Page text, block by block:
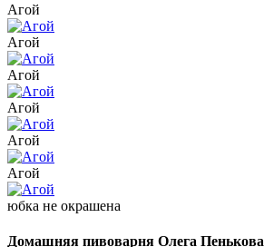
Агой
Агой
Агой
Агой
Агой
Агой
юбка не окрашена
Домашняя пивоварня Олега Пенькова